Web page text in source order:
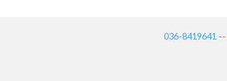
036-8419641 --